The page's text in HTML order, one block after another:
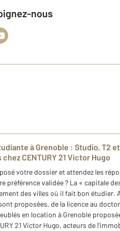
nous
à Grenoble : Studio, T2
CENTURY 21 Victor Hugo
votre dossier et attendez les
préférence validée ? La « capitale
des villes où il fait bon étudier.
proposées, de la licence au
en location à Grenoble
21 Victor Hugo, acteurs de